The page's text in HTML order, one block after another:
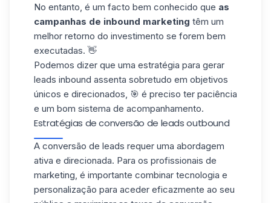
No entanto, é um facto bem conhecido que as
campanhas de inbound marketing têm um
melhor retorno do investimento se forem bem
executadas. 👋
Podemos dizer que uma estratégia para gerar
leads inbound assenta sobretudo em objetivos
únicos e direcionados, 🎯 é preciso ter paciência
e um bom sistema de acompanhamento.
Estratégias de conversão de leads outbound
A conversão de leads requer uma abordagem
ativa e direcionada. Para os profissionais de
marketing, é importante combinar tecnologia e
personalização para aceder eficazmente ao seu